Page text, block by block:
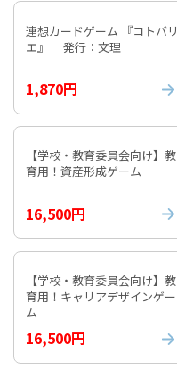
連想カードゲーム 『コトバリ
エ』 発行：文理
1,870円
【学校・教育委員会向け】教
育用！資産形成ゲーム
16,500円
【学校・教育委員会向け】教
育用！キャリアデザインゲー
ム
16,500円